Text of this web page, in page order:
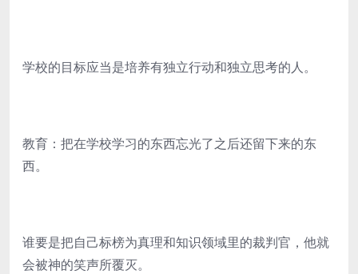
学校的目标应当是培养有独立行动和独立思考的人。
教育：把在学校学习的东西忘光了之后还留下来的东
西。
谁要是把自己标榜为真理和知识领域里的裁判官，他就
会被神的笑声所覆灭。